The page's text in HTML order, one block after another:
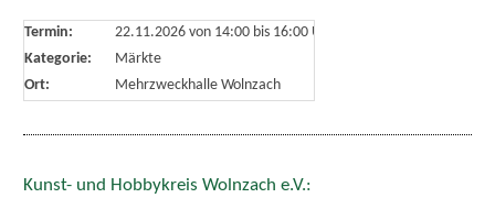
Termin: 22.11.2026 von 14:00bis 16:00 Uhr
Kategorie:
Märkte
Ort:
Mehrzweckhalle Wolnzach
Kunst- und Hobbykreis Wolnzach e.V.: